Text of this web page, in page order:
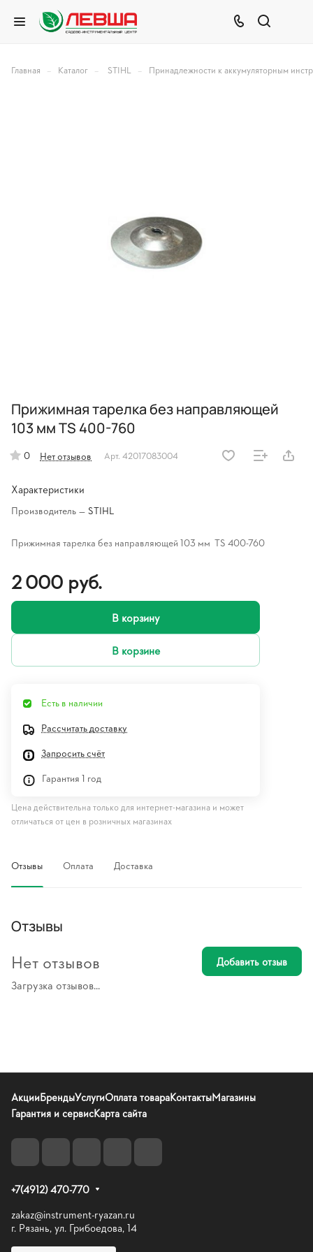
Главная – Каталог – STIHL – Принадлежности к аккумуляторным
Прижимная тарелка без направляющей
103 мм TS 400-760
0 Нет отзывов Арт. 42017083004
Характеристики
Производитель — STIHL
Прижимная тарелка без направляющей 103 мм TS 400-760
2 000 руб.
В корзину
В корзине
Есть в наличии
Рассчитать доставку
Запросить счёт
Гарантия 1 год
Цена действительна только для интернет-магазина и может
отличаться от цен в розничных магазинах
Отзывы Оплата Доставка
Отзывы
Загрузка отзывов...
Нет отзывов Добавить отзыв
АкцииБрендыУслугиОплата товараКонтактыМагазины
Гарантия и сервисКарта сайта
+7(4912) 470-770
zakaz@instrument-ryazan.ru
г. Рязань, ул. Грибоедова, 14